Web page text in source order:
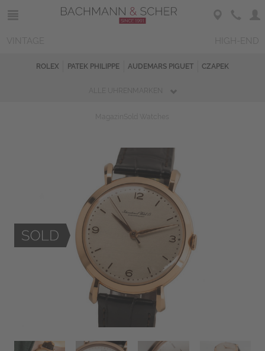
ROLEX PATEK PHILIPPE AUDEMARS PIGUET CZAPEK